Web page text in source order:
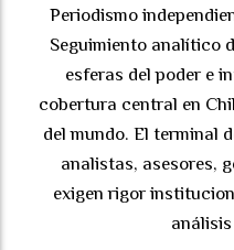
Periodismo
Seguimiento analítico
esferas del poder e
cobertura central en
del mundo. El terminal
analistas, asesores,
exigen rigor